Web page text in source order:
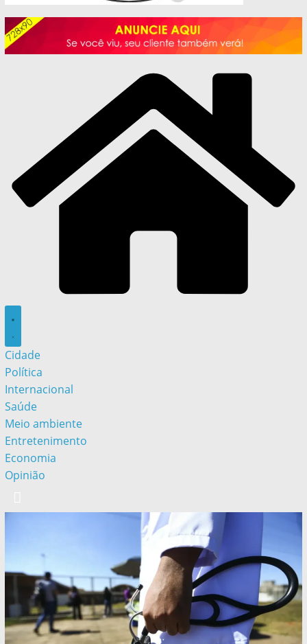
Cidade
Política
Internacional
Saúde
Meio ambiente
Entretenimento
Economia
Opinião